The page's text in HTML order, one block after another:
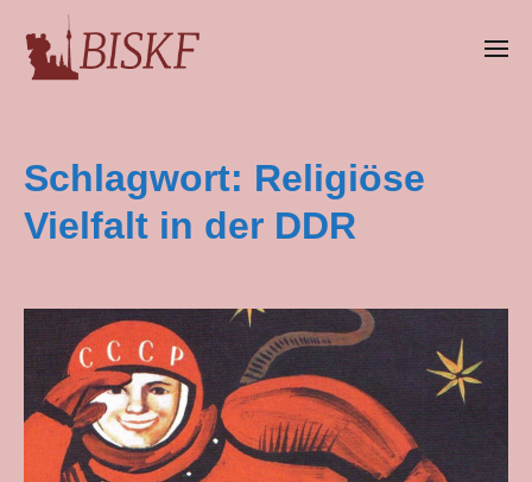
Schlagwort: Religiöse
Vielfalt in der DDR